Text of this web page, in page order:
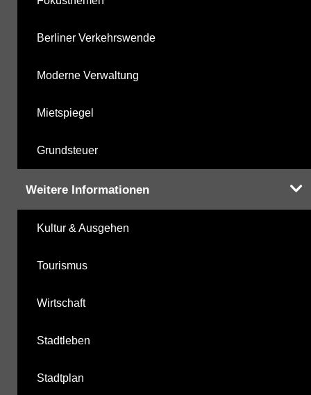
Berliner Verkehrswende
Moderne Verwaltung
Mietspiegel
Grundsteuer
Weitere Informationen
Kultur & Ausgehen
Tourismus
Wirtschaft
Stadtleben
Stadtplan